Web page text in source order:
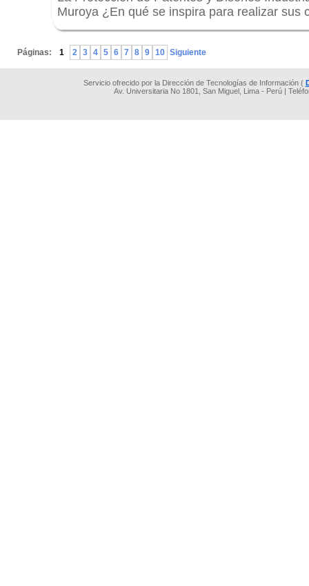
Muroya ¿En qué se inspira para realizar sus
Páginas: 1 2 3 4 5 6 7 8 9 10 Siguiente
Servicio ofrecido por la Dirección de Tecnologías de Información (
Av. Universitaria No 1801, San Miguel, Lima - Perú |